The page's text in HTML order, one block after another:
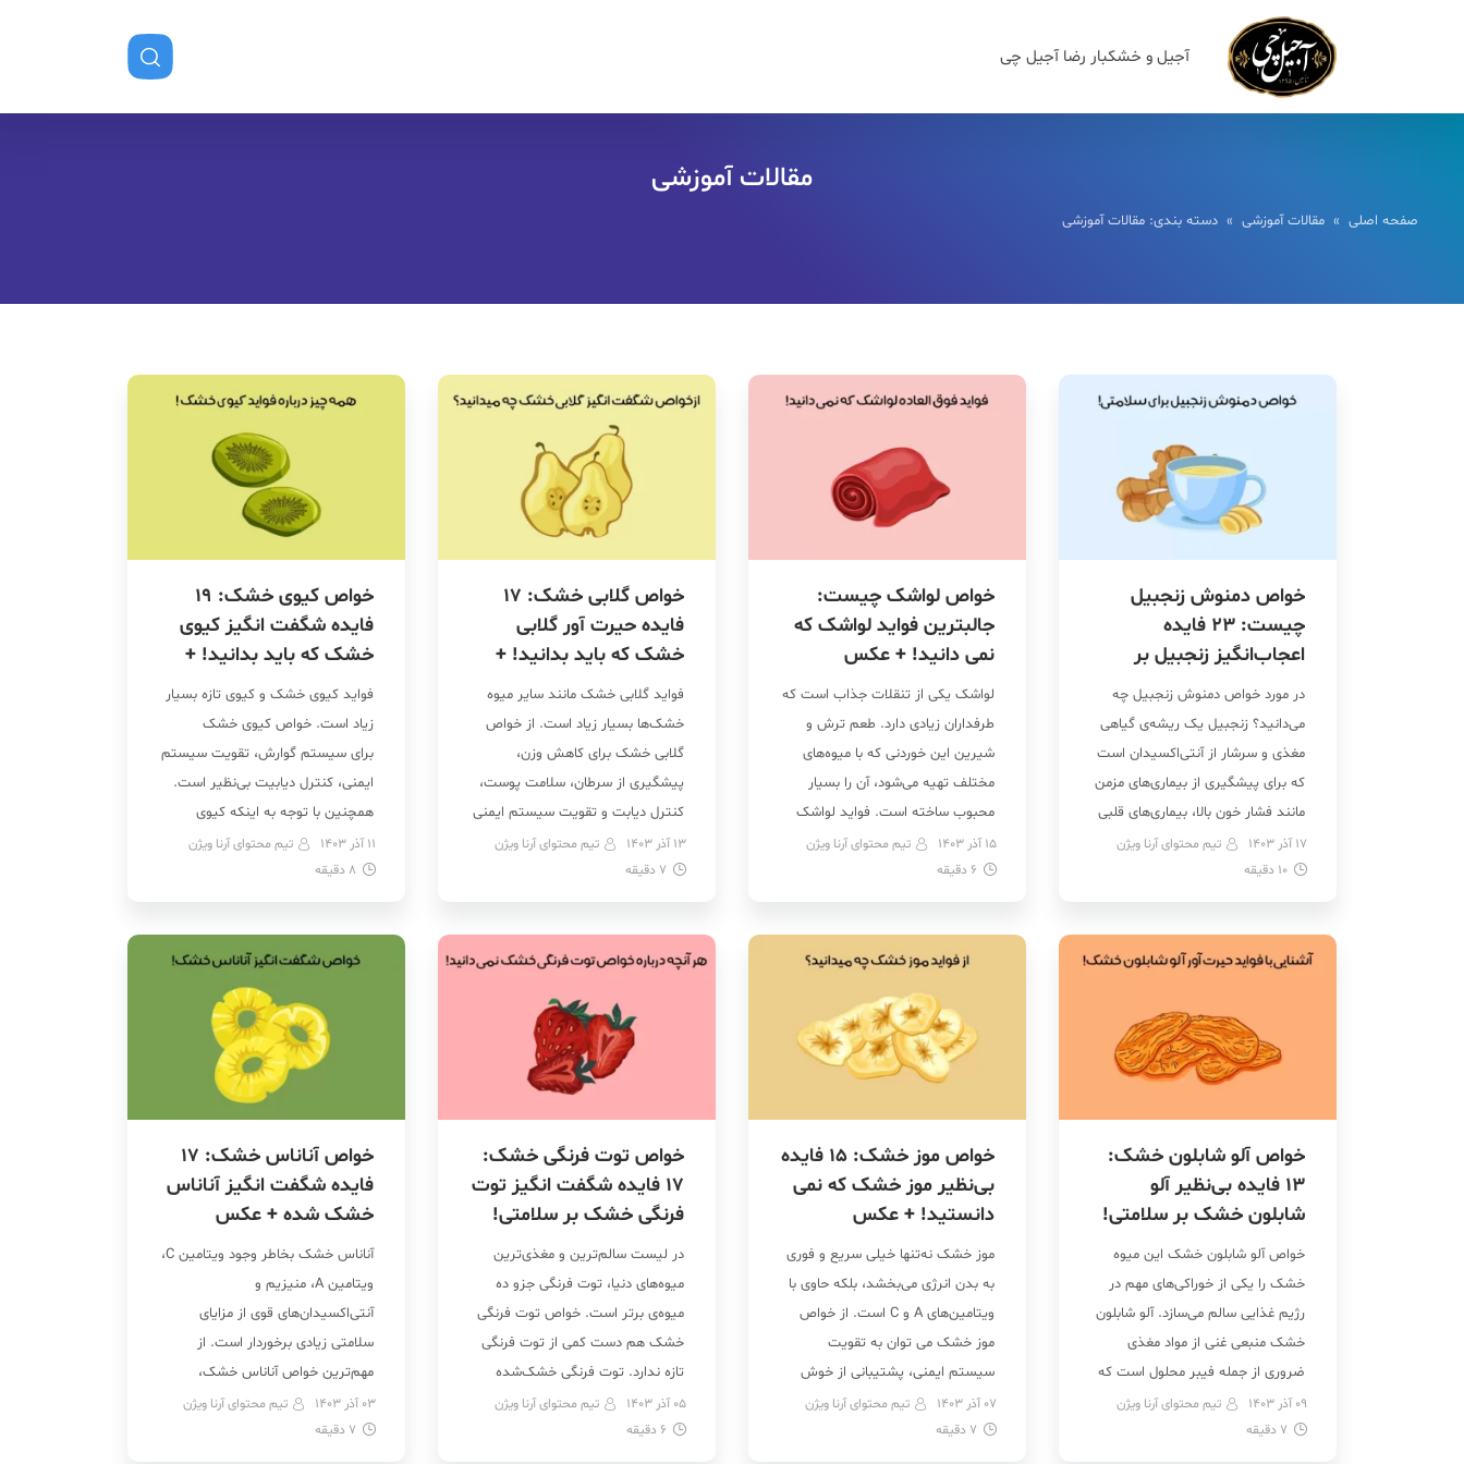
آجیل و خشکبار رضا آجیل چی
مقالات آموزشی
صفحه اصلی » مقالات آموزشی » دسته بندی: مقالات آموزشی
خواص دمنوش زنجبیل
چیست: 23 فایده
اعجاب‌انگیز زنجبیل بر
سلامتی! + طرز تهیه
در مورد خواص دمنوش زنجبیل چه
می‌دانید؟ زنجبیل یک ریشه‌ی گیاهی
مغذی و سرشار از آنتی‌اکسیدان است
که برای پیشگیری از بیماری‌های مزمن
مانند فشار خون بالا، بیماری‌های قلبی
و ریوی، جلوگیری از پیری زودرس و …
می‌تواند بسیار مفید باشد. از دیگر
حالت تهوع، استفراغ و اسهال، تقویت
[…]
17 آذر 1403
تیم محتوای آرنا ویژن
10 دقیقه
خواص لواشک چیست:
جالبترین فواید لواشک که
نمی دانید! + عکس
لواشک یکی از تنقلات جذاب است که
طرفداران زیادی دارد. طعم ترش و
شیرین این خوردنی که با میوه‌های
مختلف تهیه می‌شود، آن را بسیار
محبوب ساخته است. فواید لواشک
برای سلامتی بسیار زیاد است که از
جمله‌ی آنها می‌توان به خواص لواشک
برای بهبود سنگ کلیه و پیشگیری […]
15 آذر 1403
تیم محتوای آرنا ویژن
6 دقیقه
خواص گلابی خشک: 17
فایده حیرت آور گلابی
خشک که باید بدانید! +
عکس
فواید گلابی خشک مانند سایر میوه
خشک‌ها بسیار زیاد است. از خواص
گلابی خشک برای کاهش وزن،
پیشگیری از سرطان، سلامت پوست،
کنترل دیابت و تقویت سیستم ایمنی
می توان اشاره نمود. گلابی خشک
می‌تواند یک میان‌وعده سالم و مغذی
گلیسمی پایین دارد و فیبر رژیمی
موجود در آن می‌تواند […]
13 آذر 1403
تیم محتوای آرنا ویژن
7 دقیقه
خواص کیوی خشک: 19
فایده شگفت انگیز کیوی
خشک که باید بدانید! +
عکس
فواید کیوی خشک و کیوی تازه بسیار
زیاد است. خواص کیوی خشک
برای سیستم گوارش، تقویت سیستم
ایمنی، کنترل دیابیت بی‌نظیر است.
همچنین با توجه به اینکه کیوی
منبعی از ویتامین‌ها است برای سلامت
قلب و سیستم گوارش بسیار مفید
طعم ترش و شیرین، سرشار از
ویتامین‌ها، مواد معدنی […]
11 آذر 1403
تیم محتوای آرنا ویژن
8 دقیقه
خواص آلو شابلون خشک:
13 فایده بی‌نظیر آلو
شابلون خشک بر سلامتی!
خواص آلو شابلون خشک این میوه
خشک را یکی از خوراکی‌های مهم در
رژیم غذایی سالم می‌سازد. آلو شابلون
خشک منبعی غنی از مواد مغذی
ضروری از جمله فیبر محلول است که
با کاهش کلسترول خون، کنترل بهتر
قند خون و حفظ سلامت روده مرتبط
09 آذر 1403
تیم محتوای آرنا ویژن
7 دقیقه
خواص موز خشک: 15 فایده
بی‌نظیر موز خشک که نمی
دانستید! + عکس
موز خشک نه‌تنها خیلی سریع و فوری
به بدن انرژی می‌بخشد، بلکه حاوی با
ویتامین‌های A و C است. از خواص
موز خشک می توان به تقویت
سیستم ایمنی، پشتیبانی از خوش
اندامی و جوان‌سازی پوست بیان نمود.
از دیگر فواید موز خشک می‌توان به
07 آذر 1403
تیم محتوای آرنا ویژن
7 دقیقه
خواص توت فرنگی خشک:
17 فایده شگفت انگیز توت
فرنگی خشک بر سلامتی!
در لیست سالم‌ترین و مغذی‌ترین
میوه‌های دنیا، توت فرنگی جزو ده
میوه‌ی برتر است. خواص توت فرنگی
خشک هم دست کمی از توت فرنگی
تازه ندارد. توت فرنگی خشک‌شده
سرشار از ویتامین‌ها و
آنتی‌اکسیدان‌هاست. این میوه خشک
05 آذر 1403
تیم محتوای آرنا ویژن
6 دقیقه
خواص آناناس خشک: 17
فایده شگفت انگیز آناناس
خشک شده + عکس
آناناس خشک بخاطر وجود ویتامین C،
ویتامین A، منیزیم و
آنتی‌اکسیدان‌های قوی از مزایای
سلامتی زیادی برخوردار است. از
مهم‌ترین خواص آناناس خشک،
می‌توان به عنوان منبعی غنی از فیبر،
به بهبود عملکرد گوارشی و کنترل
03 آذر 1403
تیم محتوای آرنا ویژن
7 دقیقه